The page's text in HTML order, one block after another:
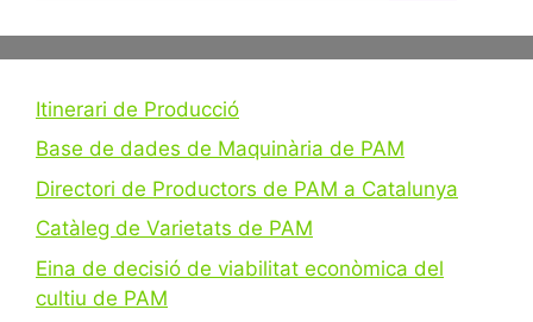
Itinerari de Producció
Base de dades de Maquinària de PAM
Directori de Productors de PAM a Catalunya
Catàleg de Varietats de PAM
Eina de decisió de viabilitat econòmica del
cultiu de PAM